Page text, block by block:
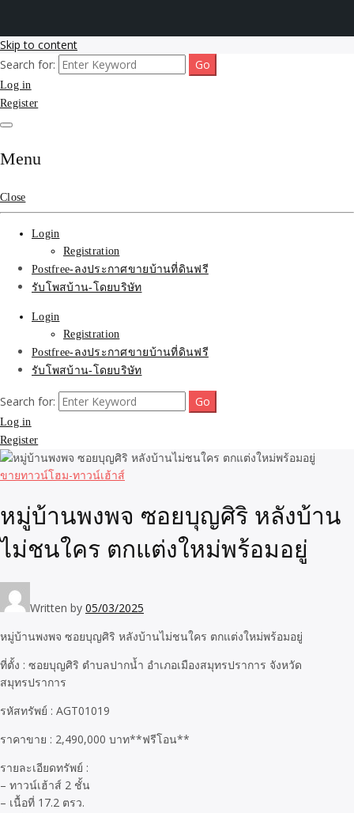
Skip to content
รับจ้างโพสขายบ้าน ติดAI
Search รับทำSEOรายเดือน
ติดหน้า1google ราคาถูก
มาก SEOขายของ บ้าน
ที่ดินฟรีประกาศ ที่เดียวใน
เมืองไทย
รับโพสต์เว็บขายบ้าน อสังหา ทำSEOรายเดือนราคาถูก เน้นติดAI โพสต์
ประกาศบ้านที่ดินฟรี SEOขายบ้าน รับจ้างโพสต์บ้านที่ดินติดหน้า1goolge
ราคาถูกที่สุด ฟรีลงประกาศอสังหา รับทำSEOขายสินค้า
Search for:
Log in
Register
Menu
Close
Login
Registration
Postfree-ลงประกาศขายบ้านที่ดินฟรี
รับโพสบ้าน-โดยบริษัท
Login
Registration
Postfree-ลงประกาศขายบ้านที่ดินฟรี
รับโพสบ้าน-โดยบริษัท
Search for:
Log in
Register
ขายทาวน์โฮม-ทาวน์เฮ้าส์
หมู่บ้านพงพจ ซอยบุญศิริ หลังบ้าน
ไม่ชนใคร ตกแต่งใหม่พร้อมอยู่
Written by 05/03/2025
หมู่บ้านพงพจ ซอยบุญศิริ หลังบ้านไม่ชนใคร ตกแต่งใหม่พร้อมอยู่
ที่ตั้ง : ซอยบุญศิริ ตำบลปากน้ำ อำเภอเมืองสมุทรปราการ จังหวัด
สมุทรปราการ
รหัสทรัพย์ : AGT01019
ราคาขาย : 2,490,000 บาท**ฟรีโอน**
รายละเอียดทรัพย์ :
– ทาวน์เฮ้าส์ 2 ชั้น
– เนื้อที่ 17.2 ตรว.